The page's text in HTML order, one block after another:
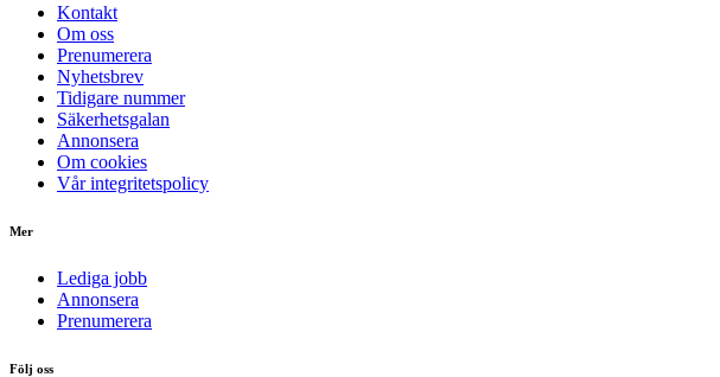
Kontakt
Om oss
Prenumerera
Nyhetsbrev
Tidigare nummer
Säkerhetsgalan
Annonsera
Om cookies
Vår integritetspolicy
Mer
Lediga jobb
Annonsera
Prenumerera
Följ oss